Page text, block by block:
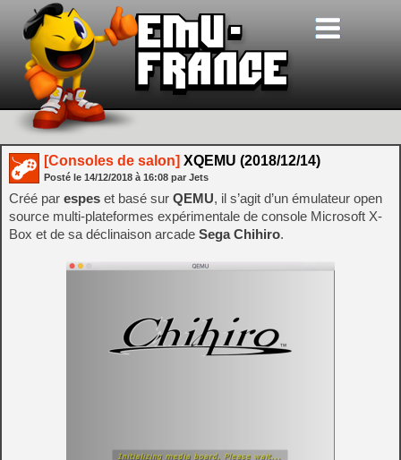
[Consoles de salon] XQEMU (2018/12/14)
Posté le 14/12/2018 à 16:08 par Jets
Créé par espes et basé sur QEMU, il s’agit d’un émulateur open
source multi-plateformes expérimentale de console Microsoft X-
Box et de sa déclinaison arcade Sega Chihiro.